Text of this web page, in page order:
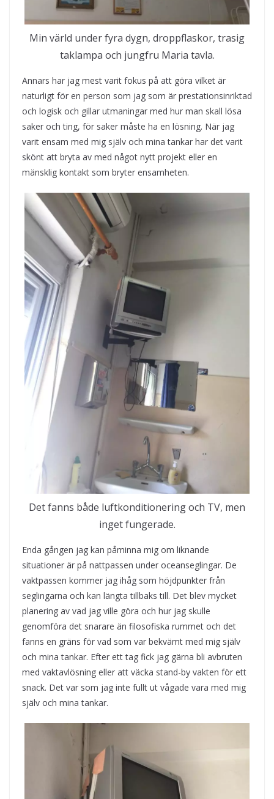
Min värld under fyra dygn, droppflaskor, trasig
taklampa och jungfru Maria tavla.
Annars har jag mest varit fokus på att göra vilket är
naturligt för en person som jag som är prestationsinriktad
och logisk och gillar utmaningar med hur man skall lösa
saker och ting, för saker måste ha en lösning. När jag
varit ensam med mig själv och mina tankar har det varit
skönt att bryta av med något nytt projekt eller en
mänsklig kontakt som bryter ensamheten.
Det fanns både luftkonditionering och TV, men
inget fungerade.
Enda gången jag kan påminna mig om liknande
situationer är på nattpassen under oceanseglingar. De
vaktpassen kommer jag ihåg som höjdpunkter från
seglingarna och kan längta tillbaks till. Det blev mycket
planering av vad jag ville göra och hur jag skulle
genomföra det snarare än filosofiska rummet och det
fanns en gräns för vad som var bekvämt med mig själv
och mina tankar. Efter ett tag fick jag gärna bli avbruten
med vaktavlösning eller att väcka stand-by vakten för ett
snack. Det var som jag inte fullt ut vågade vara med mig
själv och mina tankar.